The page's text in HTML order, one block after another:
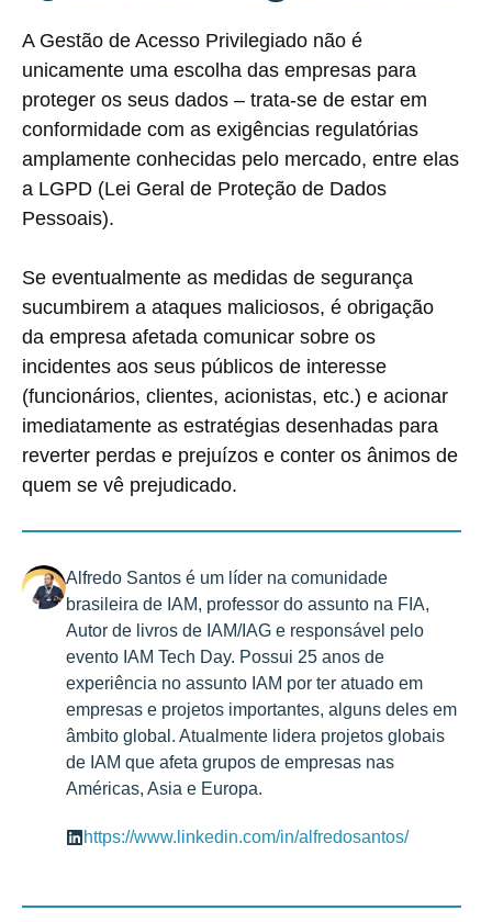
A Gestão de Acesso Privilegiado não é
unicamente uma escolha das empresas para
proteger os seus dados – trata-se de estar em
conformidade com as exigências regulatórias
amplamente conhecidas pelo mercado, entre elas
a LGPD (Lei Geral de Proteção de Dados
Pessoais).
Se eventualmente as medidas de segurança
sucumbirem a ataques maliciosos, é obrigação
da empresa afetada comunicar sobre os
incidentes aos seus públicos de interesse
(funcionários, clientes, acionistas, etc.) e acionar
imediatamente as estratégias desenhadas para
reverter perdas e prejuízos e conter os ânimos de
quem se vê prejudicado.
Alfredo Santos é um líder na comunidade
brasileira de IAM, professor do assunto na FIA,
Autor de livros de IAM/IAG e responsável pelo
evento IAM Tech Day. Possui 25 anos de
experiência no assunto IAM por ter atuado em
empresas e projetos importantes, alguns deles em
âmbito global. Atualmente lidera projetos globais
de IAM que afeta grupos de empresas nas
Américas, Asia e Europa.
https://www.linkedin.com/in/alfredosantos/